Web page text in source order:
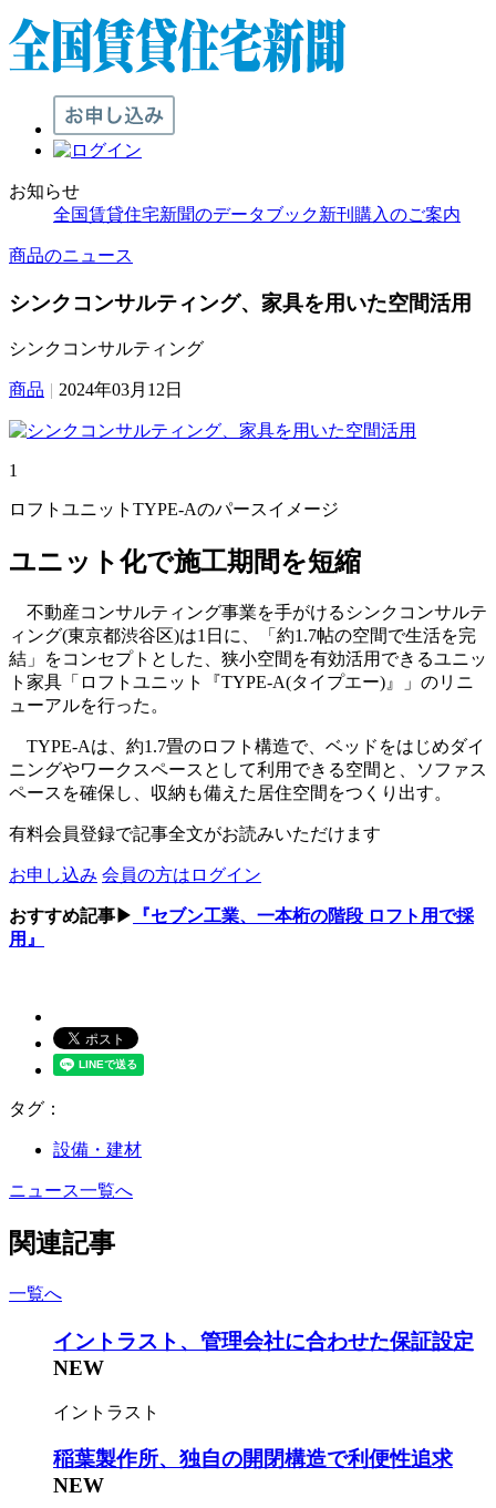
お知らせ
全国賃貸住宅新聞のデータブック新刊購入のご案内
商品のニュース
シンクコンサルティング、家具を用いた空間活用
シンクコンサルティング
商品 | 2024年03月12日
1
ロフトユニットTYPE-Aのパースイメージ
ユニット化で施工期間を短縮
不動産コンサルティング事業を手がけるシンクコンサルテ
ィング(東京都渋谷区)は1日に、「約1.7帖の空間で生活を完
結」をコンセプトとした、狭小空間を有効活用できるユニッ
ト家具「ロフトユニット『TYPE-A(タイプエー)』」のリニ
ューアルを行った。
TYPE-Aは、約1.7畳のロフト構造で、ベッドをはじめダイ
ニングやワークスペースとして利用できる空間と、ソファス
ペースを確保し、収納も備えた居住空間をつくり出す。
有料会員登録で記事全文がお読みいただけます
お申し込み 会員の方はログイン
おすすめ記事▶
『セブン工業、一本桁の階段 ロフト用で採
用』
タグ：
設備・建材
ニュース一覧へ
関連記事
一覧へ
イントラスト、管理会社に合わせた保証設定
NEW
イントラスト
稲葉製作所、独自の開閉構造で利便性追求
NEW